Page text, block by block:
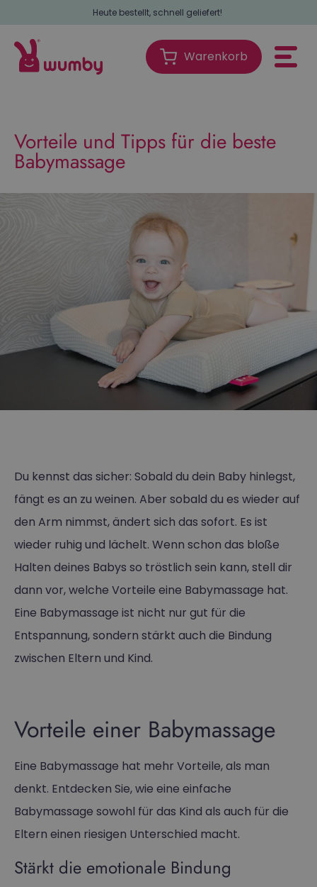
Heute bestellt, schnell geliefert!
Warenkorb
Warenkorb
Vorteile und Tipps für die beste
Babymassage
Du kennst das sicher: Sobald du dein Baby hinlegst,
fängt es an zu weinen. Aber sobald du es wieder auf
den Arm nimmst, ändert sich das sofort. Es ist
wieder ruhig und lächelt. Wenn schon das bloße
Halten deines Babys so tröstlich sein kann, stell dir
dann vor, welche Vorteile eine Babymassage hat.
Eine Babymassage ist nicht nur gut für die
Entspannung, sondern stärkt auch die Bindung
zwischen Eltern und Kind.
Vorteile einer Babymassage
Eine Babymassage hat mehr Vorteile, als man
denkt. Entdecken Sie, wie eine einfache
Babymassage sowohl für das Kind als auch für die
Eltern einen riesigen Unterschied macht.
Stärkt die emotionale Bindung